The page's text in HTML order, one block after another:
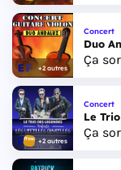
+2 autres
Concert
Duo
Ça
+2 autres
Concert
Le
Ça